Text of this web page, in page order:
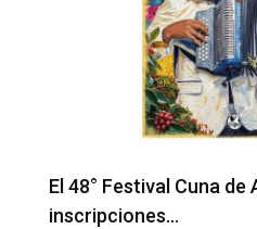
Barranquilla realizará el
de la Patria…